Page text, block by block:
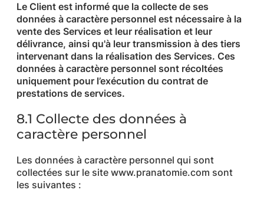
Le Client est informé que la collecte de ses
données à caractère personnel est nécessaire à la
vente des Services et leur réalisation et leur
délivrance, ainsi qu'à leur transmission à des tiers
intervenant dans la réalisation des Services. Ces
données à caractère personnel sont récoltées
uniquement pour l’exécution du contrat de
prestations de services.
8.1 Collecte des données à
caractère personnel
Les données à caractère personnel qui sont
collectées sur le site www.pranatomie.com sont
les suivantes :